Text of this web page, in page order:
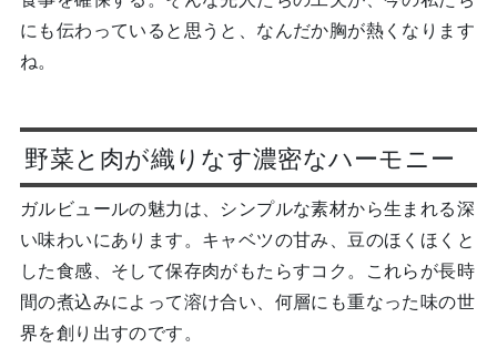
にも伝わっていると思うと、なんだか胸が熱くなります
ね。
野菜と肉が織りなす濃密なハーモニー
ガルビュールの魅力は、シンプルな素材から生まれる深
い味わいにあります。キャベツの甘み、豆のほくほくと
した食感、そして保存肉がもたらすコク。これらが長時
間の煮込みによって溶け合い、何層にも重なった味の世
界を創り出すのです。